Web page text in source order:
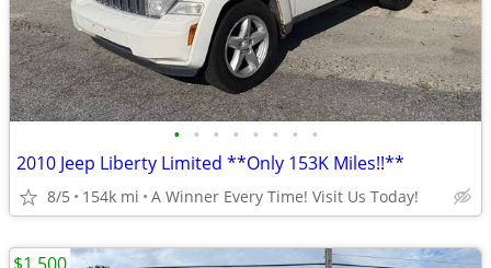
• • • • • • • •
2010 Jeep Liberty Limited **Only 153K Miles!!**
8/5 154k mi A Winner Every Time! Visit Us Today!